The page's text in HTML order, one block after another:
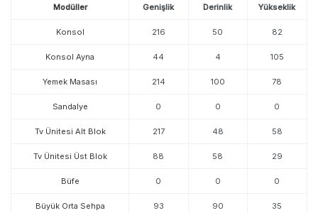
Modüller Genişlik Derinlik Yükseklik
Konsol 216 50 82
Konsol Ayna 44 4 105
Yemek Masası 214 100 78
Sandalye 0 0 0
Tv Ünitesi Alt Blok 217 48 58
Tv Ünitesi Üst Blok 88 58 29
Büfe 0 0 0
Büyük Orta Sehpa 93 90 35